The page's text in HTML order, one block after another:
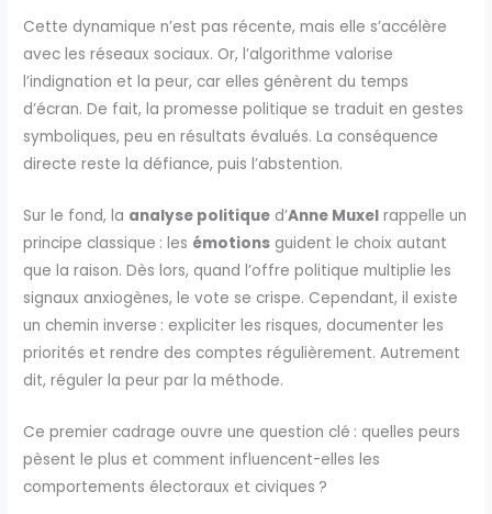
Cette dynamique n’est pas récente, mais elle s’accélère
avec les réseaux sociaux. Or, l’algorithme valorise
l’indignation et la peur, car elles génèrent du temps
d’écran. De fait, la promesse politique se traduit en gestes
symboliques, peu en résultats évalués. La conséquence
directe reste la défiance, puis l’abstention.
Sur le fond, la analyse politique d’Anne Muxel rappelle un
principe classique : les émotions guident le choix autant
que la raison. Dès lors, quand l’offre politique multiplie les
signaux anxiogènes, le vote se crispe. Cependant, il existe
un chemin inverse : expliciter les risques, documenter les
priorités et rendre des comptes régulièrement. Autrement
dit, réguler la peur par la méthode.
Ce premier cadrage ouvre une question clé : quelles peurs
pèsent le plus et comment influencent-elles les
comportements électoraux et civiques ?